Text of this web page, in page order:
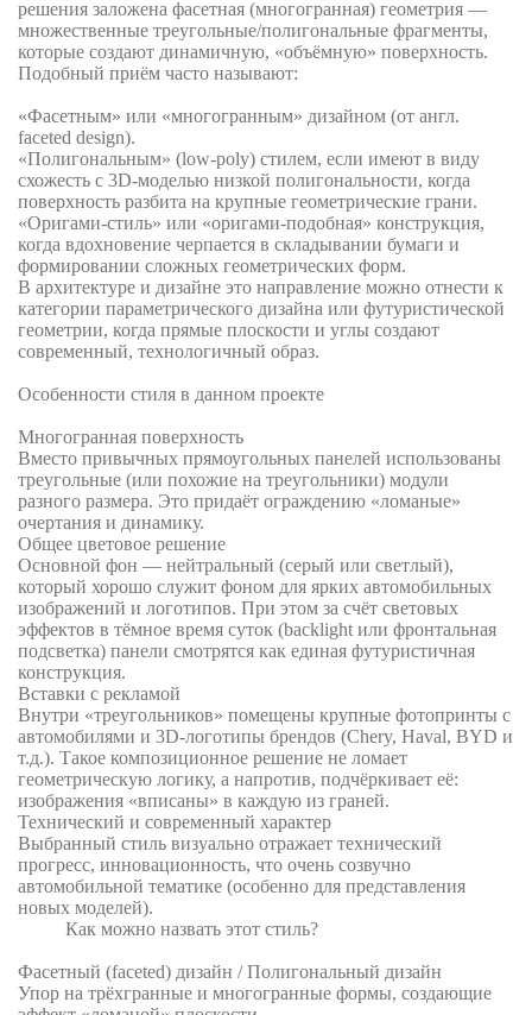
решения заложена фасетная (многогранная) геометрия —
множественные треугольные/полигональные фрагменты,
которые создают динамичную, «объёмную» поверхность.
Подобный приём часто называют:
«Фасетным» или «многогранным» дизайном (от англ.
faceted design).
«Полигональным» (low-poly) стилем, если имеют в виду
схожесть с 3D-моделью низкой полигональности, когда
поверхность разбита на крупные геометрические грани.
«Оригами-стиль» или «оригами-подобная» конструкция,
когда вдохновение черпается в складывании бумаги и
формировании сложных геометрических форм.
В архитектуре и дизайне это направление можно отнести к
категории параметрического дизайна или футуристической
геометрии, когда прямые плоскости и углы создают
современный, технологичный образ.
Особенности стиля в данном проекте
Многогранная поверхность
Вместо привычных прямоугольных панелей использованы
треугольные (или похожие на треугольники) модули
разного размера. Это придаёт ограждению «ломаные»
очертания и динамику.
Общее цветовое решение
Основной фон — нейтральный (серый или светлый),
который хорошо служит фоном для ярких автомобильных
изображений и логотипов. При этом за счёт световых
эффектов в тёмное время суток (backlight или фронтальная
подсветка) панели смотрятся как единая футуристичная
конструкция.
Вставки с рекламой
Внутри «треугольников» помещены крупные фотопринты с
автомобилями и 3D-логотипы брендов (Chery, Haval, BYD и
т.д.). Такое композиционное решение не ломает
геометрическую логику, а напротив, подчёркивает её:
изображения «вписаны» в каждую из граней.
Технический и современный характер
Выбранный стиль визуально отражает технический
прогресс, инновационность, что очень созвучно
автомобильной тематике (особенно для представления
новых моделей).
Как можно назвать этот стиль?
Фасетный (faceted) дизайн / Полигональный дизайн
Упор на трёхгранные и многогранные формы, создающие